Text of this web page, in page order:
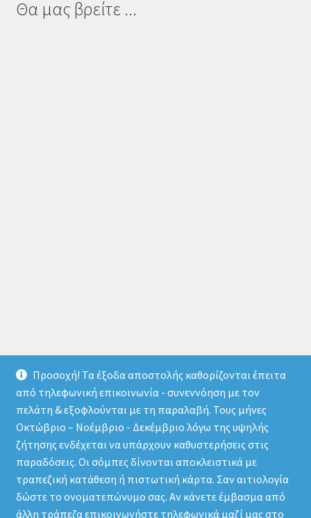
Προσοχή! Τα έξοδα αποστολής καθορίζονται έπειτα
από τηλεφωνική επικοινωνία - συνεννόηση με τον
πελάτη & εξοφλούνται με τη παραλαβή. Τους μήνες
Οκτώβριο – Νοέμβριο - Δεκέμβριο λόγω της υψηλής
ζήτησης ενδέχεται να υπάρχουν καθυστερήσεις στις
παραδόσεις. Οι σόμπες δίνονται αποκλειστικά με
τραπεζική κατάθεση ή πιστωτική κάρτα. Σαν αιτιολογία
δώστε το ονοματεπώνυμο σας. Αν κάνετε έμβασμα από
άλλη τράπεζα επικοινωνήστε τηλεφωνικά μαζί μας στο
Θα μας βρείτε ...
© store.thermomarket.gr 2026
Πολιτική απορρήτου
Δημιουργημένο με το
WooCommerce.